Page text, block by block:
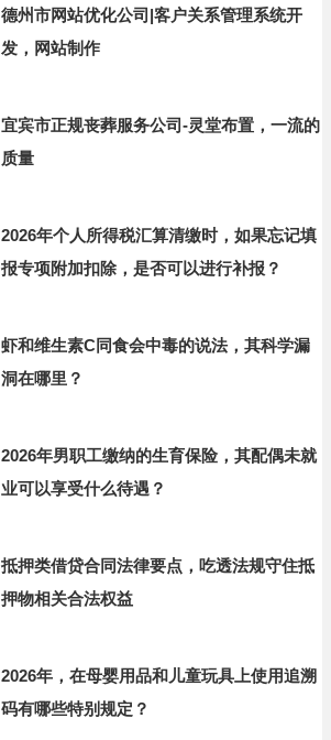
德州市网站优化公司|客户关系管理系统开
发，网站制作
宜宾市正规丧葬服务公司-灵堂布置，一流的
质量
2026年个人所得税汇算清缴时，如果忘记填
报专项附加扣除，是否可以进行补报？
虾和维生素C同食会中毒的说法，其科学漏
洞在哪里？
2026年男职工缴纳的生育保险，其配偶未就
业可以享受什么待遇？
抵押类借贷合同法律要点，吃透法规守住抵
押物相关合法权益
2026年，在母婴用品和儿童玩具上使用追溯
码有哪些特别规定？